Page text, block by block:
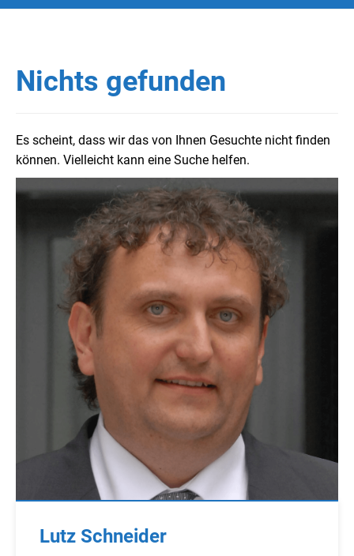
Nichts gefunden
Es scheint, dass wir das von Ihnen Gesuchte nicht finden
können. Vielleicht kann eine Suche helfen.
Lutz Schneider